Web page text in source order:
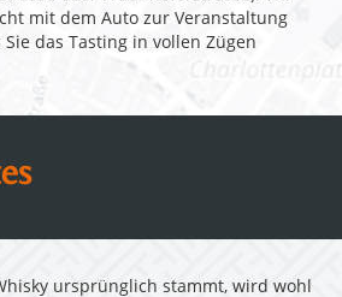
mit dem Auto zur Veranstaltung
Sie das Tasting in vollen Zügen
ursprünglich stammt, wird wohl